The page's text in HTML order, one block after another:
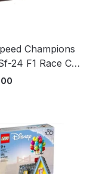
Champions
24 F1 Race Car
77242 -